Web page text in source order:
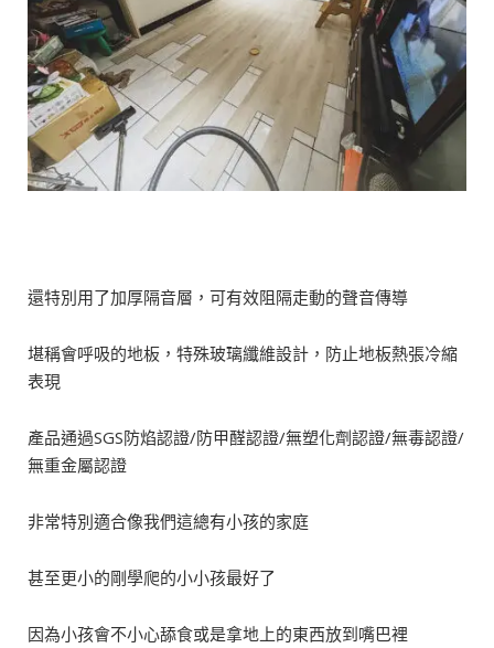
還特別用了加厚隔音層，可有效阻隔走動的聲音傳導
堪稱會呼吸的地板，特殊玻璃纖維設計，防止地板熱張冷縮
表現
產品通過SGS防焰認證/防甲醛認證/無塑化劑認證/無毒認證/
無重金屬認證
非常特別適合像我們這總有小孩的家庭
甚至更小的剛學爬的小小孩最好了
因為小孩會不小心舔食或是拿地上的東西放到嘴巴裡